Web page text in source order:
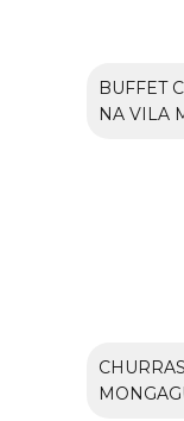
BUFFET
NA VILA